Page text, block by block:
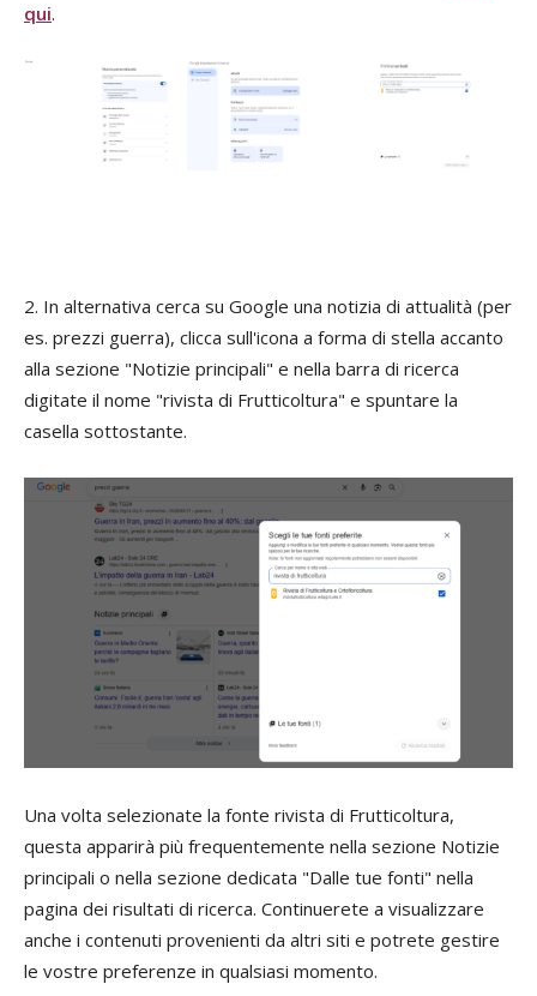
qui.
2. In alternativa cerca su Google una notizia di attualità (per
es. prezzi guerra), clicca sull'icona a forma di stella accanto
alla sezione "Notizie principali" e nella barra di ricerca
digitate il nome "rivista di Frutticoltura" e spuntare la
casella sottostante.
Una volta selezionate la fonte rivista di Frutticoltura,
questa apparirà più frequentemente nella sezione Notizie
principali o nella sezione dedicata "Dalle tue fonti" nella
pagina dei risultati di ricerca. Continuerete a visualizzare
anche i contenuti provenienti da altri siti e potrete gestire
le vostre preferenze in qualsiasi momento.